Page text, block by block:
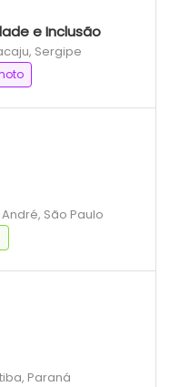
e Inclusão
Sergipe
São Paulo
Paraná